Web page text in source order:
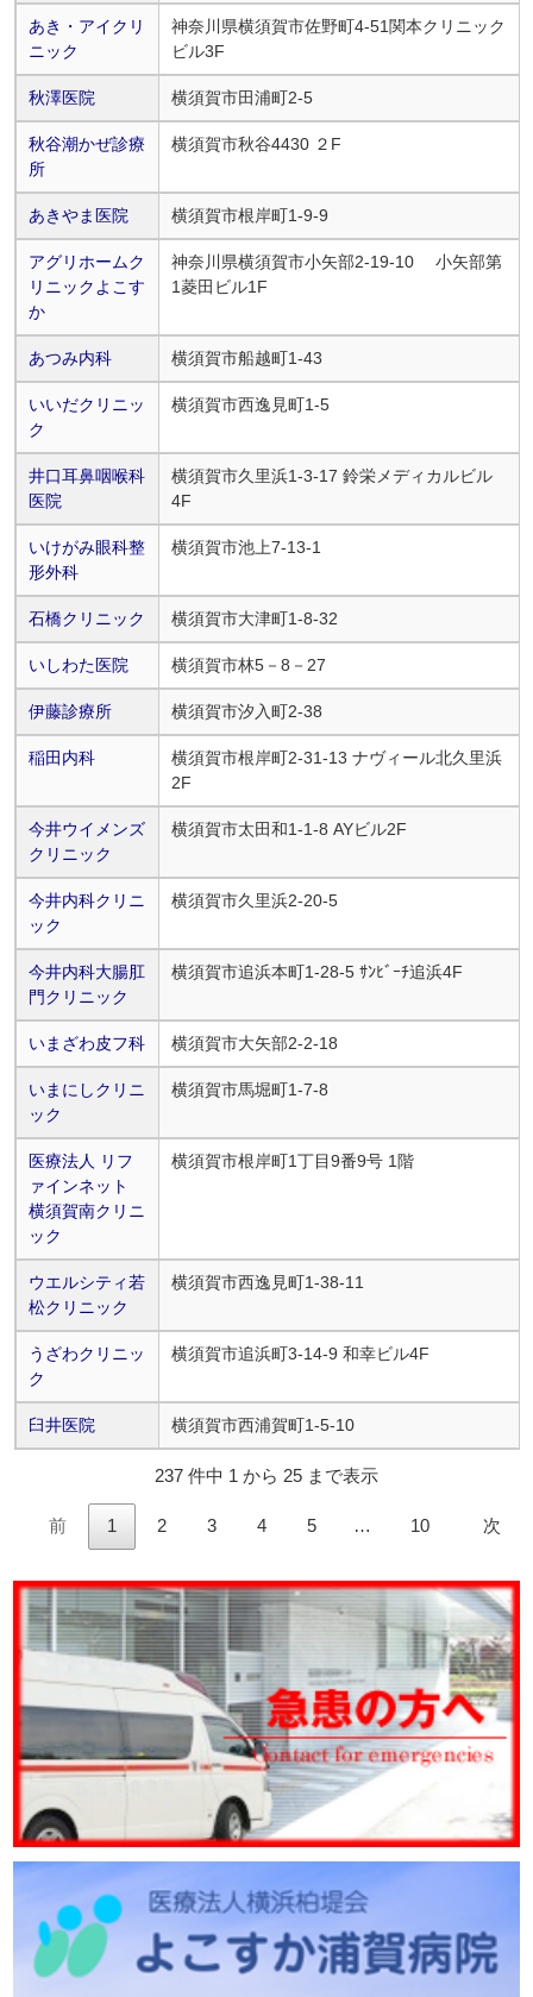
あき・アイクリ
ニック
神奈川県横須賀市佐野町4-51関本クリニック
ビル3F
秋澤医院 横須賀市田浦町2-5
秋谷潮かぜ診療
所
横須賀市秋谷4430 ２F
あきやま医院 横須賀市根岸町1-9-9
アグリホームク
リニックよこす
か
神奈川県横須賀市小矢部2-19-10 小矢部第
1菱田ビル1F
あつみ内科 横須賀市船越町1-43
いいだクリニッ
ク
横須賀市西逸見町1-5
井口耳鼻咽喉科
医院
横須賀市久里浜1-3-17 鈴栄メディカルビル
4F
いけがみ眼科整
形外科
横須賀市池上7-13-1
石橋クリニック 横須賀市大津町1-8-32
いしわた医院 横須賀市林5－8－27
伊藤診療所 横須賀市汐入町2-38
稲田内科
横須賀市根岸町2-31-13 ナヴィール北久里浜
2F
今井ウイメンズ
クリニック
横須賀市太田和1-1-8 AYビル2F
今井内科クリニ
ック
横須賀市久里浜2-20-5
今井内科大腸肛
門クリニック
横須賀市追浜本町1-28-5 ｻﾝﾋﾞｰﾁ追浜4F
いまざわ皮フ科 横須賀市大矢部2-2-18
いまにしクリニ
ック
横須賀市馬堀町1-7-8
医療法人 リフ
ァインネット
横須賀南クリニ
ック
横須賀市根岸町1丁目9番9号 1階
ウエルシティ若
松クリニック
横須賀市西逸見町1-38-11
うざわクリニッ
ク
横須賀市追浜町3-14-9 和幸ビル4F
臼井医院 横須賀市西浦賀町1-5-10
237 件中 1 から 25 まで表示
前 1 2 3 4 5 … 10 次